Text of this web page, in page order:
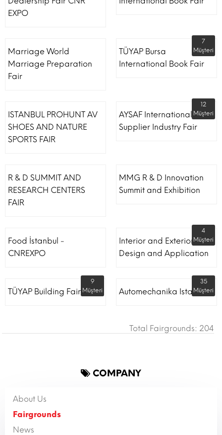
EXPO
Marriage World
Marriage Preparation
Fair
TÜYAP Bursa
International Book Fair
7
Müşteri
ISTANBUL PROHUNT AV
SHOES AND NATURE
SPORTS FAIR
AYSAF International Shoe
Supplier Industry Fair
12
Müşteri
R & D SUMMIT AND
RESEARCH CENTERS
FAIR
MMG R & D Innovation
Summit and Exhibition
Food İstanbul -
CNREXPO
Interior and Exterior
Design and Application
4
Müşteri
TÜYAP Building Fair
9
Müşteri
Automechanika Istanbul
35
Müşteri
Total Fairgrounds: 204
COMPANY
About Us
Fairgrounds
News